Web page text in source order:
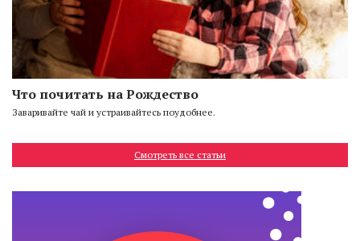
Что почитать на Рождество
Заваривайте чай и устраивайтесь поудобнее.
Смотреть все статьи